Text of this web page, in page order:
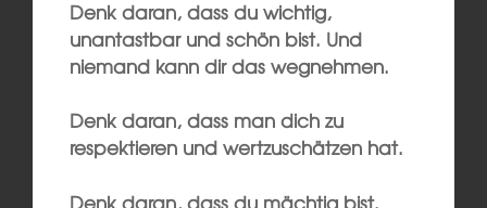
Denk daran, dass du wichtig,
unantastbar und schön bist. Und
niemand kann dir das wegnehmen.
Denk daran, dass man dich zu
respektieren und wertzuschätzen hat.
Denk daran, dass du mächtig bist.